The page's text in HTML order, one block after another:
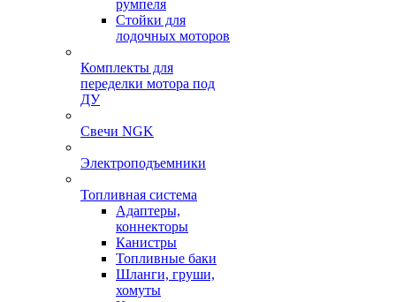
румпеля
Стойки для
лодочных моторов
Комплекты для
переделки мотора под
ДУ
Свечи NGK
Электроподъемники
Топливная система
Адаптеры,
коннекторы
Канистры
Топливные баки
Шланги, груши,
хомуты